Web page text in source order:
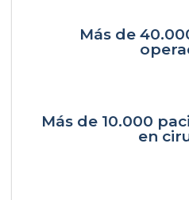
Más de
Más de 10.000
en